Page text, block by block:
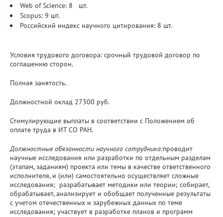
Web of Science: 8 шт.
Scopus: 9 шт.
Российский индекс научного цитирования: 8 шт.
Условия трудового договора: срочный трудовой договор по
соглашению сторон.
Полная занятость.
Должностной оклад 27300 руб.
Стимулирующие выплаты в соответствии с Положением об
оплате труда в ИТ СО РАН.
Должностные обязанности научного сотрудника:проводит
научные исследования или разработки по отдельным разделам
(этапам, заданиям) проекта или темы в качестве ответственного
исполнителя, и (или) самостоятельно осуществляет сложные
исследования; разрабатывает методики или теории; собирает,
обрабатывает, анализирует и обобщает полученные результаты
с учетом отечественных и зарубежных данных по теме
исследования; участвует в разработке планов и программ